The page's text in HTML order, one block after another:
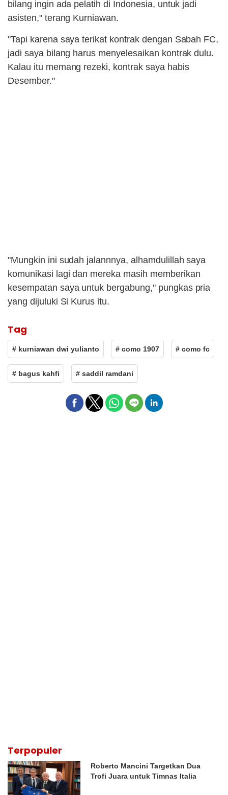
bilang ingin ada pelatih di Indonesia, untuk jadi
asisten," terang Kurniawan.
"Tapi karena saya terikat kontrak dengan Sabah FC,
jadi saya bilang harus menyelesaikan kontrak dulu.
Kalau itu memang rezeki, kontrak saya habis
Desember."
"Mungkin ini sudah jalannnya, alhamdulillah saya
komunikasi lagi dan mereka masih memberikan
kesempatan saya untuk bergabung," pungkas pria
yang dijuluki Si Kurus itu.
Tag
# kurniawan dwi yulianto # como 1907 # como fc
# bagus kahfi # saddil ramdani
Terpopuler
Roberto Mancini Targetkan Dua
Trofi Juara untuk Timnas Italia